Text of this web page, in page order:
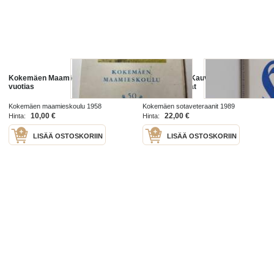
Kokemäen Maamieskoulu 50 -
vuotias
Kokemäen maamieskoulu 1958
Hinta:
10,00 €
LISÄÄ OSTOSKORIIN
Kokemäen ja Kauvatsan
sankarivainajat
Kokemäen sotaveteraanit 1989
Hinta:
22,00 €
LISÄÄ OSTOSKORIIN